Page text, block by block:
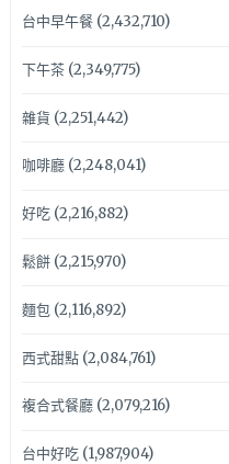
台中早午餐(2,432,710)
下午茶(2,349,775)
雜貨 (2,251,442)
咖啡廳(2,248,041)
好吃(2,216,882)
鬆餅(2,215,970)
麵包(2,116,892)
西式甜點(2,084,761)
複合式餐廳(2,079,216)
台中好吃(1,987,904)